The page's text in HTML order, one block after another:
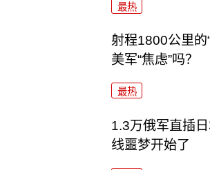
最热
射程1800公里的
美军“焦虑”吗？
最热
1.3万俄军直插
线噩梦开始了